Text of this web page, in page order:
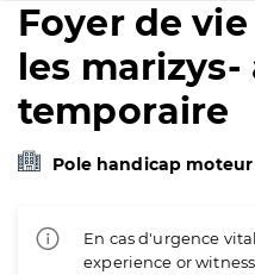
Foyer de
les marizys-
temporaire
Pole handicap
En cas d'urgence
experience or